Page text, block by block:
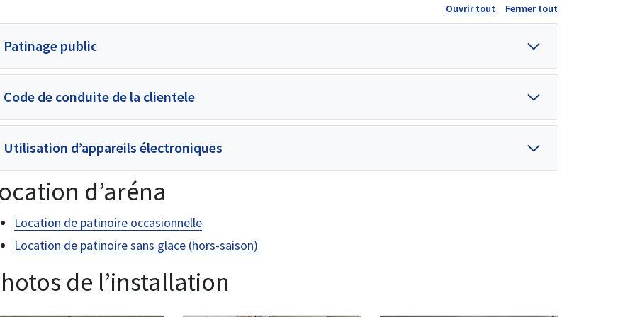
Ouvrir tout Fermer tout
Patinage public
Code de conduite de la clientele
Utilisation d’appareils électroniques
d’aréna
Location de patinoire occasionnelle
Location de patinoire sans glace (hors-saison)
de l’installation